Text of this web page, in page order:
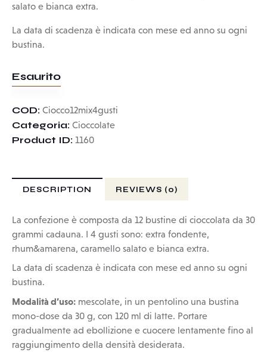
salato e bianca extra.
La data di scadenza è indicata con mese ed anno su ogni
bustina.
Esaurito
COD: Ciocco12mix4gusti
Categoria: Cioccolate
Product ID: 1160
DESCRIPTION REVIEWS (0)
La confezione è composta da 12 bustine di cioccolata da 30
grammi cadauna. I 4 gusti sono: extra fondente,
rhum&amarena, caramello salato e bianca extra.
La data di scadenza è indicata con mese ed anno su ogni
bustina.
Modalità d’uso: mescolate, in un pentolino una bustina
mono-dose da 30 g, con 120 ml di latte. Portare
gradualmente ad ebollizione e cuocere lentamente fino al
raggiungimento della densità desiderata.